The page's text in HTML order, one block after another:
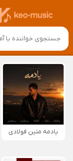
یادمه متین فولادی